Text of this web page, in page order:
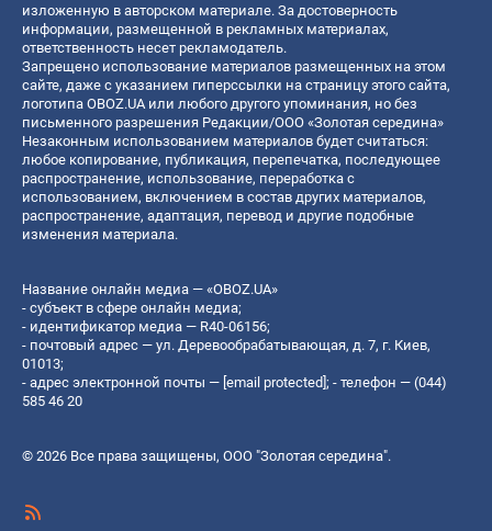
изложенную в авторском материале. За достоверность
информации, размещенной в рекламных материалах,
ответственность несет рекламодатель.
Запрещено использование материалов размещенных на этом
сайте, даже с указанием гиперссылки на страницу этого сайта,
логотипа OBOZ.UA или любого другого упоминания, но без
письменного разрешения Редакции/ООО «Золотая середина»
Незаконным использованием материалов будет считаться:
любое копирование, публикация, перепечатка, последующее
распространение, использование, переработка с
использованием, включением в состав других материалов,
распространение, адаптация, перевод и другие подобные
изменения материала.
Название онлайн медиа — «OBOZ.UA»
- субъект в сфере онлайн медиа;
- идентификатор медиа — R40-06156;
- почтовый адрес — ул. Деревообрабатывающая, д. 7, г. Киев,
01013;
- адрес электронной почты — [email protected]; - телефон — (044)
585 46 20
© 2026 Все права защищены, ООО "Золотая середина".